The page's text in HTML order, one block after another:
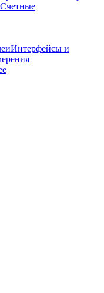
Счетные
Интерфейсы и